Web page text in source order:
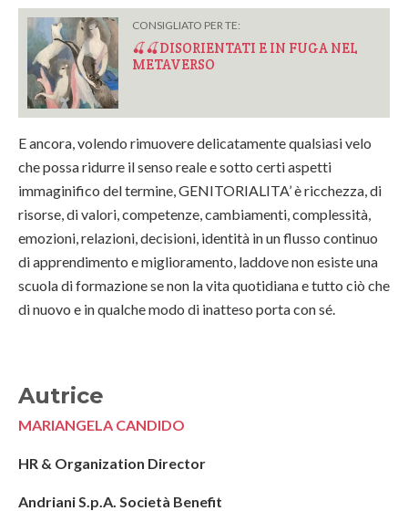
CONSIGLIATO PER TE:
🍒🍒DISORIENTATI E IN FUGA NEL
METAVERSO
E ancora, volendo rimuovere delicatamente qualsiasi velo
che possa ridurre il senso reale e sotto certi aspetti
immaginifico del termine, GENITORIALITA’ è ricchezza, di
risorse, di valori, competenze, cambiamenti, complessità,
emozioni, relazioni, decisioni, identità in un flusso continuo
di apprendimento e miglioramento, laddove non esiste una
scuola di formazione se non la vita quotidiana e tutto ciò che
di nuovo e in qualche modo di inatteso porta con sé.
Autrice
MARIANGELA CANDIDO
HR & Organization Director
Andriani S.p.A. Società Benefit